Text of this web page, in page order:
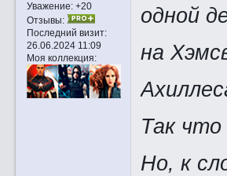
Уважение: +20
Отзывы:
Последний визит:
26.06.2024 11:09
Моя коллекция:
одной
на
Так
Но, к